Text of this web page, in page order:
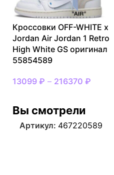
Кроссовки OFF-WHITE x
Jordan Air Jordan 1 Retro
High White GS оригинал
55854589
13099 ₽ – 216370 ₽
Вы смотрели
Артикул: 467220589